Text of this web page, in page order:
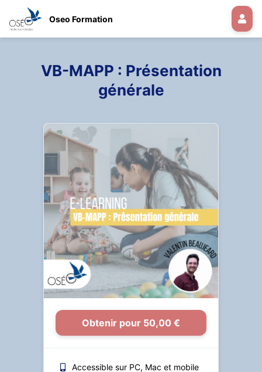
Oseo Formation
VB-MAPP : Présentation
générale
Obtenir pour 50,00 €
Accessible sur PC, Mac et mobile